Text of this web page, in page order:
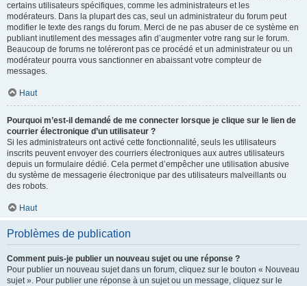
certains utilisateurs spécifiques, comme les administrateurs et les
modérateurs. Dans la plupart des cas, seul un administrateur du forum peut
modifier le texte des rangs du forum. Merci de ne pas abuser de ce système en
publiant inutilement des messages afin d’augmenter votre rang sur le forum.
Beaucoup de forums ne toléreront pas ce procédé et un administrateur ou un
modérateur pourra vous sanctionner en abaissant votre compteur de
messages.
Haut
Pourquoi m’est-il demandé de me connecter lorsque je clique sur le lien de
courrier électronique d’un utilisateur ?
Si les administrateurs ont activé cette fonctionnalité, seuls les utilisateurs
inscrits peuvent envoyer des courriers électroniques aux autres utilisateurs
depuis un formulaire dédié. Cela permet d’empêcher une utilisation abusive
du système de messagerie électronique par des utilisateurs malveillants ou
des robots.
Haut
Problèmes de publication
Comment puis-je publier un nouveau sujet ou une réponse ?
Pour publier un nouveau sujet dans un forum, cliquez sur le bouton « Nouveau
sujet ». Pour publier une réponse à un sujet ou un message, cliquez sur le